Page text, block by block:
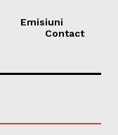
Emisiuni
Contact